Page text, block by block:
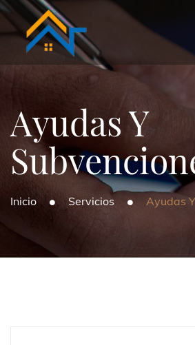
Ayudas Y
Inicio Servicios Ayudas